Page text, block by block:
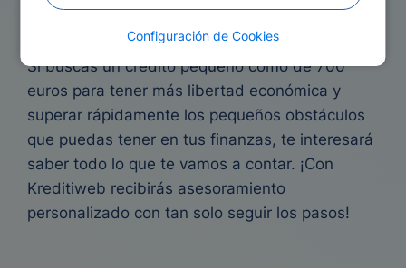
Configuración de Cookies
Préstamo de 700 euros
Si buscas un crédito pequeño como de 700
euros para tener más libertad económica y
superar rápidamente los pequeños obstáculos
que puedas tener en tus finanzas, te interesará
saber todo lo que te vamos a contar. ¡Con
Kreditiweb recibirás asesoramiento
personalizado con tan solo seguir los pasos!